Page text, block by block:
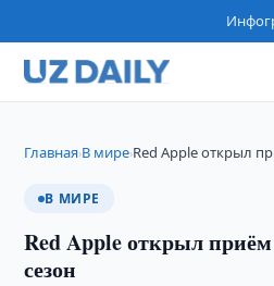
Главная›В мире›Red Apple открыл
В МИРЕ
Red Apple открыл
сезон